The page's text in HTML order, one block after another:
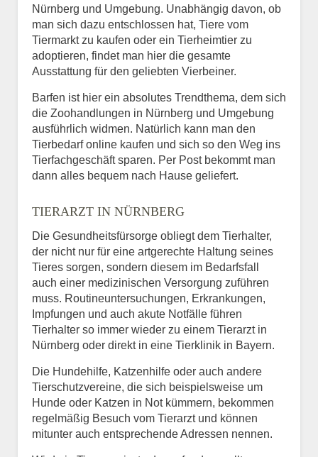
Nürnberg und Umgebung. Unabhängig davon, ob
man sich dazu entschlossen hat, Tiere vom
Tiermarkt zu kaufen oder ein Tierheimtier zu
adoptieren, findet man hier die gesamte
Ausstattung für den geliebten Vierbeiner.
Barfen ist hier ein absolutes Trendthema, dem sich
die Zoohandlungen in Nürnberg und Umgebung
ausführlich widmen. Natürlich kann man den
Tierbedarf online kaufen und sich so den Weg ins
Tierfachgeschäft sparen. Per Post bekommt man
dann alles bequem nach Hause geliefert.
TIERARZT IN NÜRNBERG
Die Gesundheitsfürsorge obliegt dem Tierhalter,
der nicht nur für eine artgerechte Haltung seines
Tieres sorgen, sondern diesem im Bedarfsfall
auch einer medizinischen Versorgung zuführen
muss. Routineuntersuchungen, Erkrankungen,
Impfungen und auch akute Notfälle führen
Tierhalter so immer wieder zu einem Tierarzt in
Nürnberg oder direkt in eine Tierklinik in Bayern.
Die Hundehilfe, Katzenhilfe oder auch andere
Tierschutzvereine, die sich beispielsweise um
Hunde oder Katzen in Not kümmern, bekommen
regelmäßig Besuch vom Tierarzt und können
mitunter auch entsprechende Adressen nennen.